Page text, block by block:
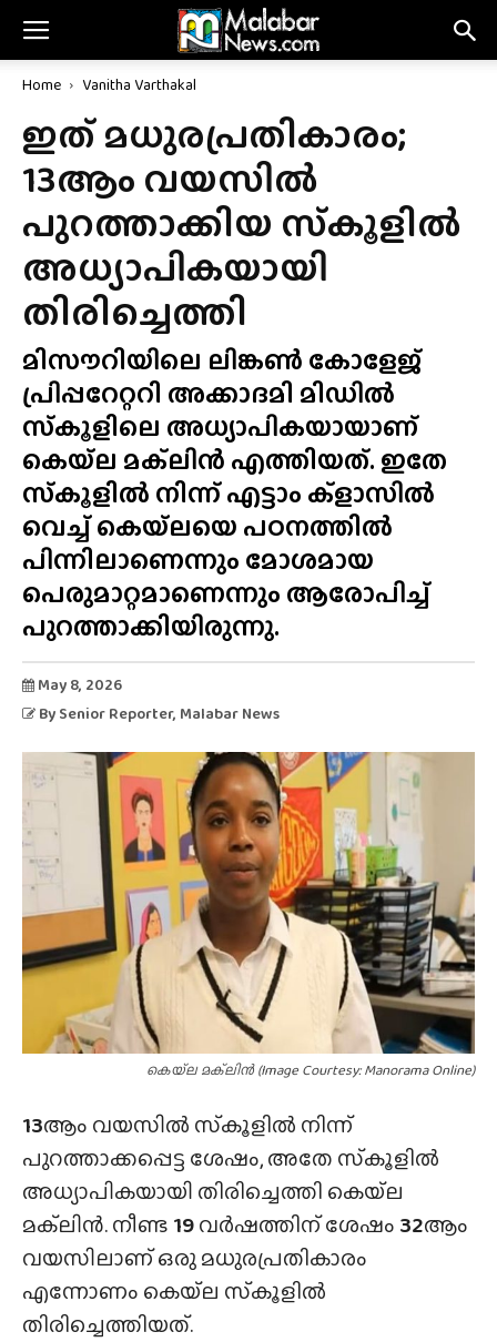
Home Vanitha Varthakal
ഇത് മധുരപ്രതികാരം;
13ആം വയസിൽ
പുറത്താക്കിയ സ്‌കൂളിൽ
അധ്യാപികയായി
തിരിച്ചെത്തി
മിസൗറിയിലെ ലിങ്കൺ കോളേജ്
പ്രിപ്പറേറ്ററി അക്കാദമി മിഡിൽ
സ്‌കൂളിലെ അധ്യാപികയായാണ്
കെയ്‌ല മക്‌ലിൻ എത്തിയത്. ഇതേ
സ്‌കൂളിൽ നിന്ന് എട്ടാം ക്ളാസിൽ
വെച്ച് കെയ്‌ലയെ പഠനത്തിൽ
പിന്നിലാണെന്നും മോശമായ
പെരുമാറ്റമാണെന്നും ആരോപിച്ച്
പുറത്താക്കിയിരുന്നു.
May 8, 2026
By Senior Reporter, Malabar News
കെയ്‌ല മക്‌ലിൻ (Image Courtesy: Manorama Online)
13ആം വയസിൽ സ്‌കൂളിൽ നിന്ന്
പുറത്താക്കപ്പെട്ട ശേഷം, അതേ സ്‌കൂളിൽ
അധ്യാപികയായി തിരിച്ചെത്തി കെയ്‌ല
മക്‌ലിൻ. നീണ്ട 19വർഷത്തിന് ശേഷം 32ആം
വയസിലാണ് ഒരു മധുരപ്രതികാരം
എന്നോണം കെയ്‌ല സ്‌കൂളിൽ
തിരിച്ചെത്തിയത്.